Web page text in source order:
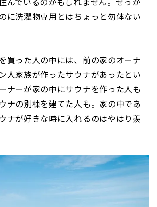
に洗濯物専用とはちょっと勿体ない
買った人の中には、前の家のオーナ
人家族が作ったサウナがあったとい
ナーが家の中にサウナを作った人も
ナの別棟を建てた人も。家の中であ
ナが好きな時に入れるのはやはり羨